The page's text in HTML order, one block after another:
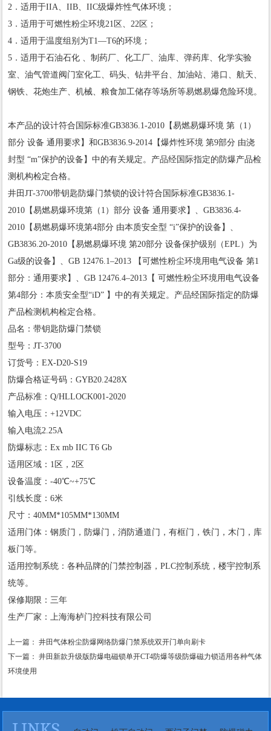
2．适用于IIA、IIB、IIC级爆炸性气体环境；
3．适用于可燃性粉尘环境21区、22区；
4．适用于温度组别为T1—T6的环境；
5．适用于石油石化 、制药厂、化工厂、油库、弹药库、化学实验
室、油气管道阀门室化工、码头、钻井平台、加油站、港口、航天、
钢铁、花炮生产、机械、粮食加工储存等场所等易燃易爆危险环境。
本产品的设计符合国际标准GB3836.1-2010【易燃易爆环境 第（1）
部分 设备 通用要求】和GB3836.9-2014【爆炸性环境 第9部分 由浇
封型 “m”保护的设备】中的有关规定。产品经国际指定的防爆产品检
测机构检定合格。
井田JT-3700带钥匙防爆门禁锁的设计符合国际标准GB3836.1-
2010【易燃易爆环境第（1）部分 设备 通用要求】、GB3836.4-
2010【易燃易爆环境第4部分 由本质安全型 “i”保护的设备】、
GB3836.20-2010【易燃易爆环境 第20部分 设备保护级别（EPL）为
Ga级的设备】、GB 12476.1–2013 【可燃性粉尘环境用电气设备 第1
部分：通用要求】、GB 12476.4–2013【 可燃性粉尘环境用电气设备
第4部分：本质安全型“iD” 】中的有关规定。产品经国际指定的防爆
产品检测机构检定合格。
品名：带钥匙防爆门禁锁
型号：JT-3700
订货号：EX-D20-S19
防爆合格证号码：GYB20.2428X
产品标准：Q/HLLOCK001-2020
输入电压：+12VDC
输入电流2.25A
防爆标志：Ex mb IIC T6 Gb
适用区域：1区，2区
设备温度：-40℃~+75℃
引线长度：6米
尺寸：40MM*105MM*130MM
适用门体：钢质门，防爆门，消防通道门，有框门，铁门，木门，库
板门等。
适用控制系统：各种品牌的门禁控制器，PLC控制系统，楼宇控制系
统等。
保修期限：三年
生产厂家：上海海栌门控科技有限公司
上一篇： 井田气体粉尘防爆网络防爆门禁系统双开门单向刷卡
下一篇： 井田新款升级版防爆电磁锁单开CT4防爆等级防爆磁力锁适用各种气体
环境使用